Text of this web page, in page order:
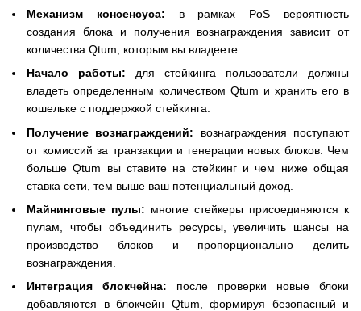
Механизм консенсуса: в рамках PoS вероятность
создания блока и получения вознаграждения зависит от
количества Qtum, которым вы владеете.
Начало работы: для стейкинга пользователи должны
владеть определенным количеством Qtum и хранить его в
кошельке с поддержкой стейкинга.
Получение вознаграждений: вознаграждения поступают
от комиссий за транзакции и генерации новых блоков. Чем
больше Qtum вы ставите на стейкинг и чем ниже общая
ставка сети, тем выше ваш потенциальный доход.
Майнинговые пулы: многие стейкеры присоединяются к
пулам, чтобы объединить ресурсы, увеличить шансы на
производство блоков и пропорционально делить
вознаграждения.
Интеграция блокчейна: после проверки новые блоки
добавляются в блокчейн Qtum, формируя безопасный и